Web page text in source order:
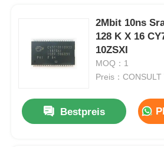
2Mbit 10ns
128 K X 16
10ZSXI
MOQ：1
Preis：CONSULT
Bestpreis